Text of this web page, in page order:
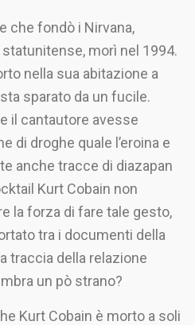
che fondò i Nirvana,
morì nel 1994.
nella sua abitazione a
sparato da un fucile.
il cantautore avesse
di droghe quale l’eroina e
anche tracce di diazapan
Kurt Cobain non
la forza di fare tale gesto,
tra i documenti della
traccia della relazione
un pò strano?
Kurt Cobain è morto a soli